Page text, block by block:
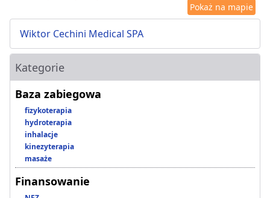
Pokaż na mapie
Wiktor Cechini Medical SPA
Kategorie
Baza zabiegowa
fizykoterapia
hydroterapia
inhalacje
kinezyterapia
masaże
Finansowanie